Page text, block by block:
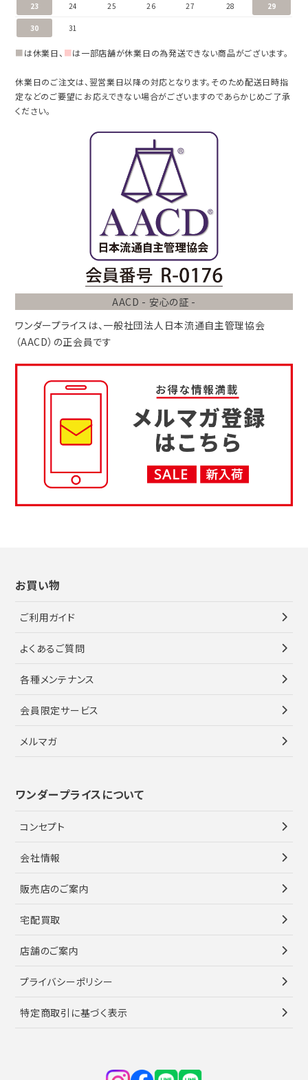
23 24 25 26 27 28 29
30 31
■は休業日、 ■は一部店舗が休業日の為発送できない商品がございます。
休業日のご注文は、翌営業日以降の対応となります。そのため配送日時指
定などのご要望にお応えできない場合がございますのであらかじめご了承
ください。
AACD - 安心の証 -
ワンダープライスは、 一般社団法人 日本流通自主管理協会
（AACD） の正会員です
お買い物
ご利用ガイド
よくあるご質問
各種メンテナンス
会員限定サービス
メルマガ
ワンダープライスについて
コンセプト
会社情報
販売店のご案内
宅配買取
店舗のご案内
プライバシーポリシー
特定商取引に基づく表示